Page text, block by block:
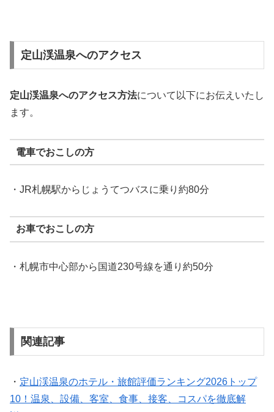
定山渓温泉へのアクセス
定山渓温泉へのアクセス方法について以下にお伝えいたし
ます。
電車でおこしの方
・JR札幌駅からじょうてつバスに乗り約80分
お車でおこしの方
・札幌市中心部から国道230号線を通り約50分
関連記事
・ 定山渓温泉のホテル・旅館評価ランキング2026トップ
10！温泉、設備、客室、食事、接客、コスパを徹底解